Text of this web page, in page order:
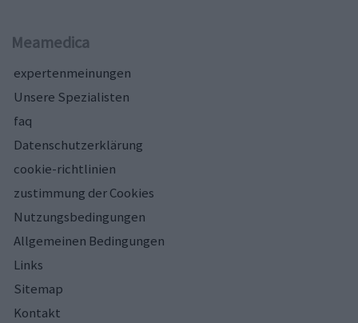
Meamedica
expertenmeinungen
Unsere Spezialisten
faq
Datenschutzerklärung
cookie-richtlinien
zustimmung der Cookies
Nutzungsbedingungen
Allgemeinen Bedingungen
Links
Sitemap
Kontakt